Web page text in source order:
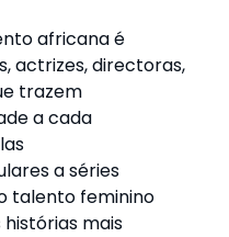
africana é
actrizes, directoras,
trazem
a cada
a séries
talento feminino
mais